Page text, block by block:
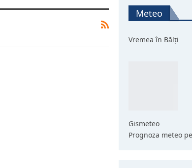
Meteo
Vremea în Bălți
Gismeteo
Prognoza meteo